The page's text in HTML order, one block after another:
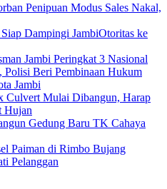
Penipuan Modus Sales Nakal,
Dampingi JambiOtoritas ke
Jambi Peringkat 3 Nasional
Polisi Beri Pembinaan Hukum
Jambi
Culvert Mulai Dibangun, Harap
Hujan
Gedung Baru TK Cahaya
Paiman di Rimbo Bujang
Pelanggan